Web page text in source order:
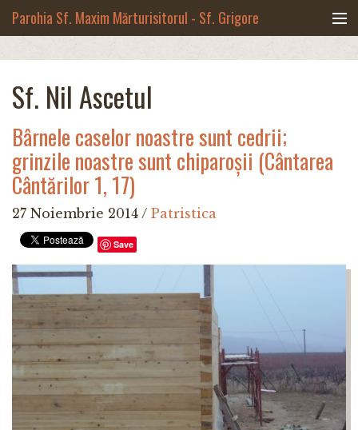
Parohia Sf. Maxim Mărturisitorul - Sf. Grigore
Noua biserică
Botezuri & Cununii
Teologie & Cuvinte duhovnicești
Fotografii
Preotul paroh
Program liturgic
Despre noi
Contact
Sf. Nil Ascetul
Bârnele caselor noastre sunt cedrii;
grinzile noastre sunt chiparoșii (Cântarea
Cântărilor 1, 17)
27 Noiembrie 2014 / Patristica
Save